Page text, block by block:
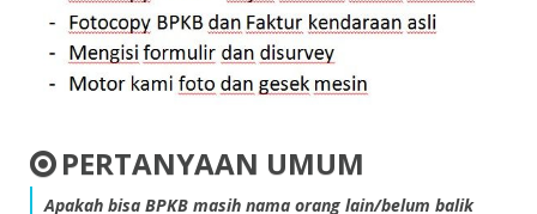
PERTANYAAN UMUM
Apakah bisa BPKB masih nama orang lain/belum balik